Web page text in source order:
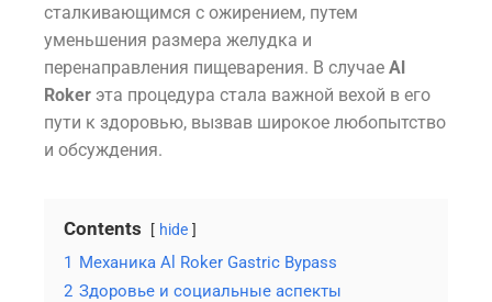
сталкивающимся с ожирением, путем
уменьшения размера желудка и
перенаправления пищеварения. В случае Al
Roker эта процедура стала важной вехой в его
пути к здоровью, вызвав широкое любопытство
и обсуждения.
Contents hide
1 Механика Al Roker Gastric Bypass
2 Здоровье и социальные аспекты